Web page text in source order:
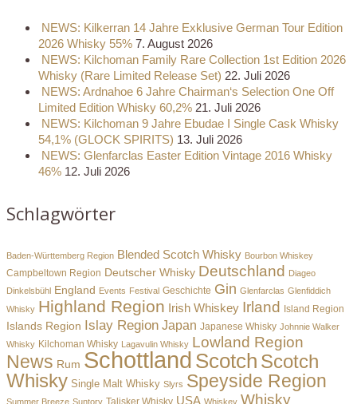
NEWS: Kilkerran 14 Jahre Exklusive German Tour Edition
2026 Whisky 55% 7. August 2026
NEWS: Kilchoman Family Rare Collection 1st Edition 2026
Whisky (Rare Limited Release Set) 22. Juli 2026
NEWS: Ardnahoe 6 Jahre Chairman‘s Selection One Off
Limited Edition Whisky 60,2% 21. Juli 2026
NEWS: Kilchoman 9 Jahre Ebudae I Single Cask Whisky
54,1% (GLOCK SPIRITS) 13. Juli 2026
NEWS: Glenfarclas Easter Edition Vintage 2016 Whisky
46% 12. Juli 2026
Schlagwörter
Baden-Württemberg Region Blended Scotch Whisky Bourbon Whiskey
Campbeltown Region Deutscher Whisky Deutschland Diageo
Dinkelsbühl England Events Festival Geschichte Gin Glenfarclas Glenfiddich
Whisky Highland Region Irish Whiskey Irland Island Region
Islands Region Islay Region Japan Japanese Whisky Johnnie Walker
Whisky Kilchoman Whisky Lagavulin Whisky Lowland Region
News Rum Schottland Scotch Scotch
Whisky Single Malt Whisky Slyrs Speyside Region
Summer Breeze Suntory Talisker Whisky USA Whiskey Whisky